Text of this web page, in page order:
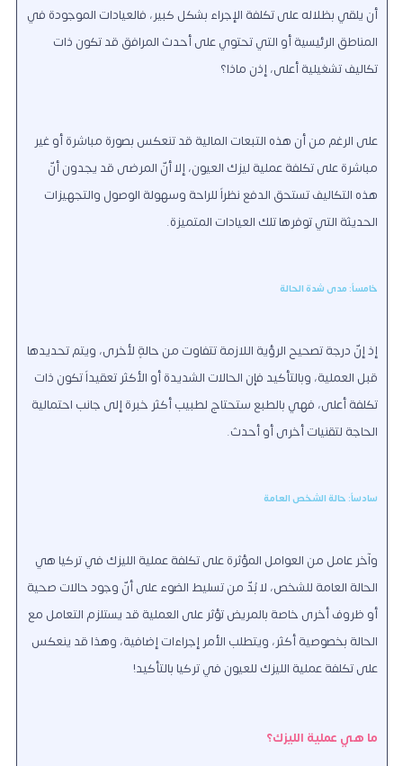
أن يلقي بظلاله على تكلفة الإجراء بشكل كبير، فالعيادات الموجودة في
المناطق الرئيسية أو التي تحتوي على أحدث المرافق قد تكون ذات
تكاليف تشغيلية أعلى، إذن ماذا؟
على الرغم من أن هذه التبعات المالية قد تنعكس بصورة مباشرة أو غير
مباشرة على تكلفة عملية ليزك العيون، إلا أنّ المرضى قد يجدون أنّ
هذه التكاليف تستحق الدفع نظراً للراحة وسهولة الوصول والتجهيزات
الحديثة التي توفرها تلك العيادات المتميزة.
خامساً: مدى شدة الحالة
إذ إنّ درجة تصحيح الرؤية اللازمة تتفاوت من حالةٍ لأخرى، ويتم تحديدها
قبل العملية، وبالتأكيد فإن الحالات الشديدة أو الأكثر تعقيداً تكون ذات
تكلفة أعلى، فهي بالطبع ستحتاج لطبيب أكثر خبرة إلى جانب احتمالية
الحاجة لتقنيات أخرى أو أحدث.
سادساً: حالة الشخص العامة
وآخر عامل من العوامل المؤثرة على تكلفة عملية الليزك في تركيا هي
الحالة العامة للشخص، لا بُدّ من تسليط الضوء على أنّ وجود حالات صحية
أو ظروف أخرى خاصة بالمريض تؤثر على العملية قد يستلزم التعامل مع
الحالة بخصوصية أكثر، ويتطلب الأمر إجراءات إضافية، وهذا قد ينعكس
علىتكلفة عملية الليزك للعيون في تركيا بالتأكيد!
ما هي عملية الليزك؟